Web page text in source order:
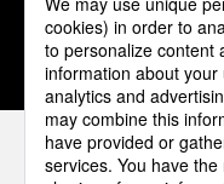
1 2
パナソニック